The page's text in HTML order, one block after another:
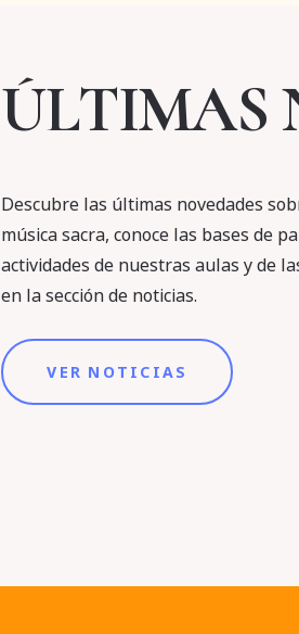
ÚLTIMAS
Descubre las últimas novedades
música sacra, conoce las bases de
actividades de nuestras aulas y de
en la sección de noticias.
VER NOTICIAS